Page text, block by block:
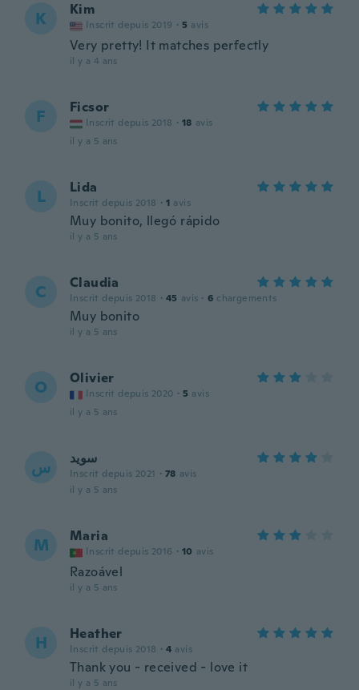
K Kim
Inscrit depuis 2019 · 5 avis
Very pretty! It matches perfectly
il y a 4 ans
F Ficsor
Inscrit depuis 2018 · 18 avis
il y a 5 ans
L Lida
Inscrit depuis 2018 · 1 avis
Muy bonito, llegó rápido
il y a 5 ans
C Claudia
Inscrit depuis 2018 · 45 avis · 6 chargements
Muy bonito
il y a 5 ans
O Olivier
Inscrit depuis 2020 · 5 avis
il y a 5 ans
س سويد
Inscrit depuis 2021 · 78 avis
il y a 5 ans
M Maria
Inscrit depuis 2016 · 10 avis
Razoável
il y a 5 ans
H Heather
Inscrit depuis 2018 · 4 avis
Thank you - received - love it
il y a 5 ans